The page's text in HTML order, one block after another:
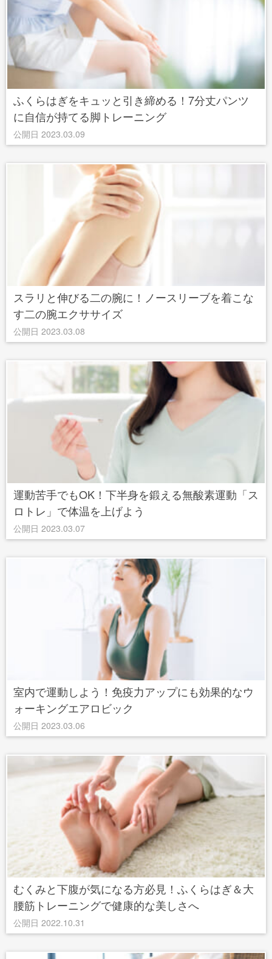
ふくらはぎをキュッと引き締める！7分丈パンツ
に自信が持てる脚トレーニング
公開日 2023.03.09
スラリと伸びる二の腕に！ノースリーブを着こな
す二の腕エクササイズ
公開日 2023.03.08
運動苦手でもOK！下半身を鍛える無酸素運動「ス
ロトレ」で体温を上げよう
公開日 2023.03.07
室内で運動しよう！免疫力アップにも効果的なウ
ォーキングエアロビック
公開日 2023.03.06
むくみと下腹が気になる方必見！ふくらはぎ＆大
腰筋トレーニングで健康的な美しさへ
公開日 2022.10.31